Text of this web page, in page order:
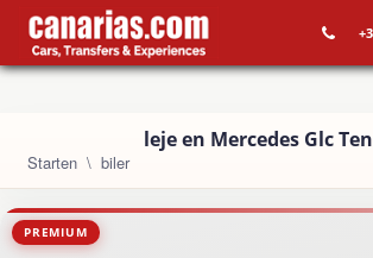
leje en Mercedes Glc
Starten biler
PREMIUM